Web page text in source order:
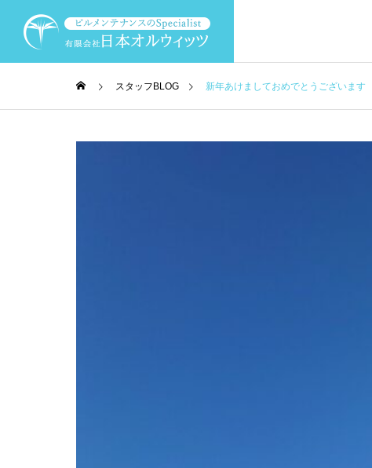
代表挨拶
スタッフBLOG 新年あけましておめでとうございます